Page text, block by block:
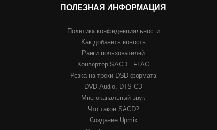
ПОЛЕЗНАЯ ИНФОРМАЦИЯ
Политика конфиденциальности
Как добавить новость
Ранги пользователей
Конвертер SACD - FLAC
Резка на треки DSD формата
DVD-Audio, DTS-CD
Многоканальный звук
Что такое SACD?
Создание Upmix